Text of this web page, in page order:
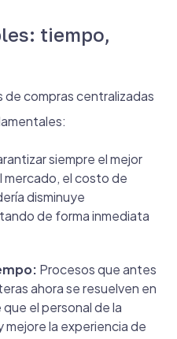
tiempo,
compras centralizadas
siempre el mejor
mercado, el costo de
disminuye
de forma inmediata
Procesos que antes
ahora se resuelven en
el personal de la
la experiencia de